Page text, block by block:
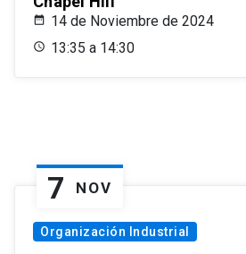
14 de Noviembre de 2024
13:35 a 14:30
7 NOV
Organización Industrial